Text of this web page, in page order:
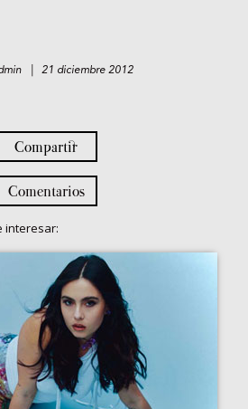
| 21 diciembre 2012
Compartir
Comentarios
interesar: